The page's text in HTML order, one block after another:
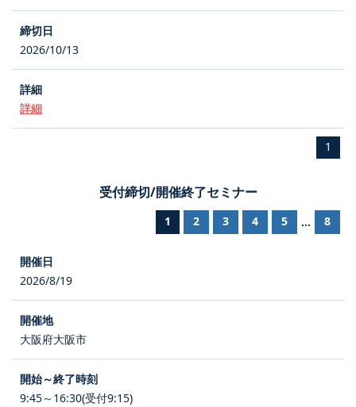
2026/10/13
詳細
1
受付締切/開催終了セミナー
1 2 3 4 5 ... 8
2026/8/19
大阪府大阪市
9:45～16:30(受付9:15)